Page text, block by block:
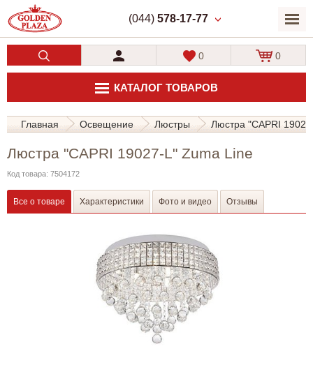
(044) 578-17-77
КАТАЛОГ ТОВАРОВ
0 0
Главная Освещение Люстры Люстра "CAPRI
Люстра "CAPRI 19027-L" Zuma Line
Код товара: 7504172
Все о товаре Характеристики Фото и видео Отзывы